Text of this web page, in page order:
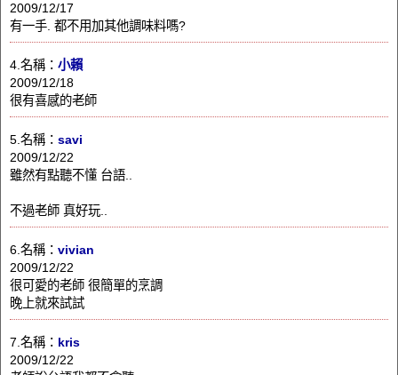
2009/12/17
有一手. 都不用加其他調味料嗎?
4.名稱： 小賴
2009/12/18
很有喜感的老師
5.名稱： savi
2009/12/22
雖然有點聽不懂 台語..
不過老師 真好玩..
6.名稱： vivian
2009/12/22
很可愛的老師 很簡單的烹調
晚上就來試試
7.名稱： kris
2009/12/22